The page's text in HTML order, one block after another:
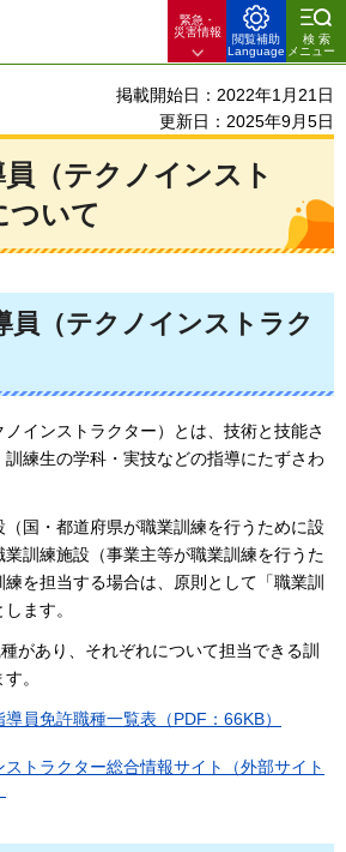
緊急・
災害情報
閲覧補助
Language
検索
メニュー
掲載開始日：2022年1月21日
更新日：2025年9月5日
（テクノインスト
ついて
員（テクノインストラク
インストラクター）とは、技術と技能さ
練生の学科・実技などの指導にたずさわ
（国・都道府県が職業訓練を行うために設
訓練施設（事業主等が職業訓練を行うた
を担当する場合は、原則として「職業訓
ます。
があり、それぞれについて担当できる訓
。
員免許職種一覧表（PDF：66KB）
ストラクター総合情報サイト（外部サイト